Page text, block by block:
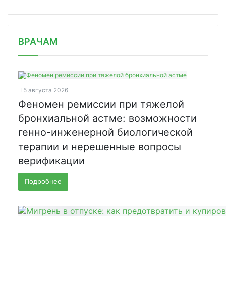
ВРАЧАМ
5 августа 2026
Феномен ремиссии при тяжелой
бронхиальной астме: возможности
генно-инженерной биологической
терапии и нерешенные вопросы
верификации
Подробнее